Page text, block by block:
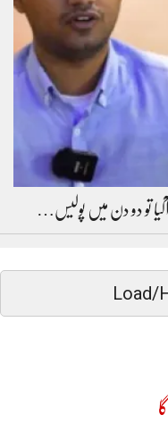
تو دو دن میں پولیس…
Load/